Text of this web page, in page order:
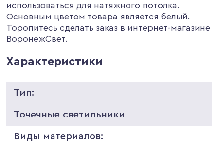
использоваться для натяжного потолка.
Основным цветом товара является белый.
Торопитесь сделать заказ в интернет-магазине
ВоронежСвет.
Характеристики
Тип:
Точечные светильники
Виды материалов: